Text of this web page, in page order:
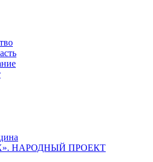
НАРОДНЫЙ ПРОЕКТ